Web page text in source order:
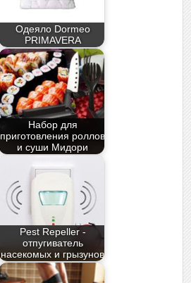
Одеяло Dormeo
PRIMAVERA
Набор для
приготовления роллов
и суши Мидори
Pest Repeller -
отпугиватель
насекомых и грызунов